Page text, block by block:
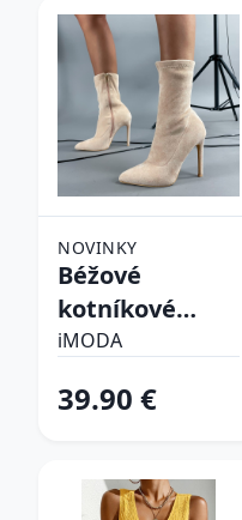
NOVINKY
Béžové
kotníkové
čižmy
iMODA
39.90 €